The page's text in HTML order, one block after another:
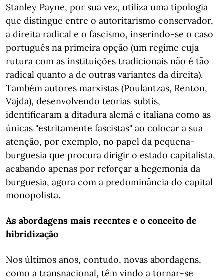
Stanley Payne, por sua vez, utiliza uma tipologia
que distingue entre o autoritarismo conservador,
a direita radical e o fascismo, inserindo-se o caso
português na primeira opção (um regime cuja
rutura com as instituições tradicionais não é tão
radical quanto a de outras variantes da direita).
Também autores marxistas (Poulantzas, Renton,
Vajda), desenvolvendo teorias subtis,
identificaram a ditadura alemã e italiana como as
únicas "estritamente fascistas" ao colocar a sua
atenção, por exemplo, no papel da pequena-
burguesia que procura dirigir o estado capitalista,
acabando apenas por reforçar a hegemonia da
burguesia, agora com a predominância do capital
monopolista.
As abordagens mais recentes e o conceito de
hibridização
Nos últimos anos, contudo, novas abordagens,
como a transnacional, têm vindo a tornar-se